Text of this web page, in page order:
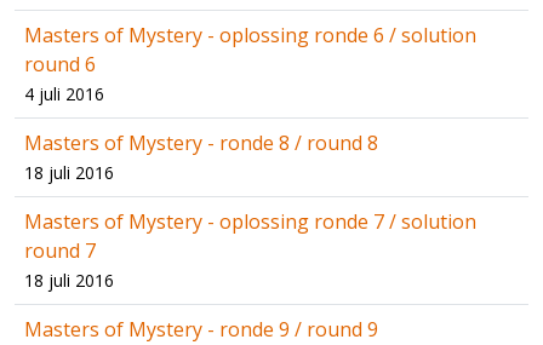
Masters of Mystery - oplossing ronde 6 / solution
round 6
4 juli 2016
Masters of Mystery - ronde 8 / round 8
18 juli 2016
Masters of Mystery - oplossing ronde 7 / solution
round 7
18 juli 2016
Masters of Mystery - ronde 9 / round 9